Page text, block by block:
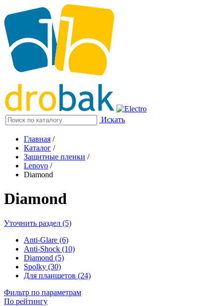
Искать
Главная /
Каталог /
Защитные пленки /
Lenovo /
Diamond
Diamond
Уточнить раздел (5)
Anti-Glare (6)
Anti-Shock (10)
Diamond (5)
Spolky (30)
Для планшетов (24)
Фильтр по параметрам
По рейтингу